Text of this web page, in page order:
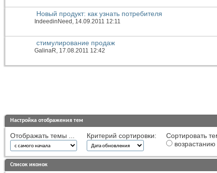
Новый продукт: как узнать потребителя
IndeedinNeed , 14.09.2011 12:11
стимулирование продаж
GalinaR, 17.08.2011 12:42
Настройка отображения тем
Отображать темы ... Критерий сортировки:
Сортировать
возрастанию
Список иконок